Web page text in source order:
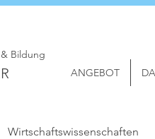
Bildung
ANGEBOT
Wirtschaftswissenschaften